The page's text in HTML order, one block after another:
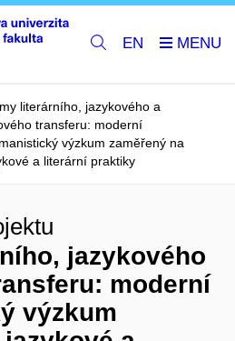
EN
literárního, jazykového a
transferu: moderní
výzkum zaměřený na
a literární praktiky
jazykového
moderní
výzkum